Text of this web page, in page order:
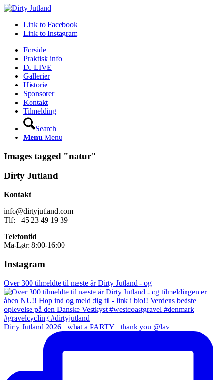
Link to Facebook
Link to Instagram
Forside
Praktisk info
DJ LIVE
Gallerier
Historie
Sponsorer
Kontakt
Tilmelding
Search
Menu Menu
Images tagged "natur"
Dirty Jutland
Kontakt
info@dirtyjutland.com
Tlf: +45 23 49 19 39
Telefontid
Ma-Lør: 8:00-16:00
Instagram
Over 300 tilmeldte til næste år Dirty Jutland - og
Dirty Jutland 2026 - what a PARTY - thank you @lav